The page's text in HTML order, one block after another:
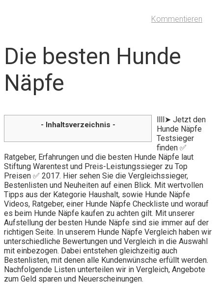
Kommentieren
Die besten Hunde
Näpfe
- Inhaltsverzeichnis -
llll➤ Jetzt den
Hunde Näpfe
Testsieger
finden ✅
Ratgeber, Erfahrungen und die besten Hunde Näpfe laut
Stiftung Warentest und Preis-Leistungssieger zu Top
Preisen ✅ 2017. Hier sehen Sie die Vergleichssieger,
Bestenlisten und Neuheiten auf einen Blick. Mit wertvollen
Tipps aus der Kategorie Haushalt, sowie Hunde Näpfe
Videos, Ratgeber, einer Hunde Näpfe Checkliste und worauf
es beim Hunde Näpfe kaufen zu achten gilt. Mit unserer
Aufstellung der besten Hunde Näpfe sind sie immer auf der
richtigen Seite. In unserem Hunde Näpfe Vergleich haben wir
unterschiedliche Bewertungen und Vergleich in die Auswahl
mit einbezogen. Dabei entstehen gleichzeitig auch
Bestenlisten, mit denen alle Kundenwünsche erfüllt werden.
Nachfolgende Listen unterteilen wir in Vergleich, Angebote
zum Geld sparen und Neuerscheinungen.